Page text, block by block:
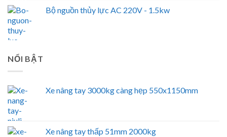
Bộ nguồn thủy lực AC 220V - 1.5kw
NỔI BẬT
Xe nâng tay 3000kg càng hẹp 550x1150mm
Xe nâng tay thấp 51mm 2000kg